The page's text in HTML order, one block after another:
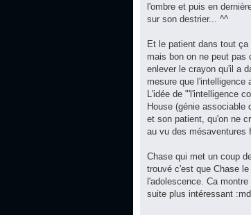
l'ombre et puis en
sur son destrier... ^^
Et le patient dans tout ça
mais bon on ne peut
enlever le crayon qu'il a
mesure que l'intelligence
L'idée de "'l'intelligence
House (génie associable
et son patient, qu'on ne
au vu des mésaventures
Chase qui met un coup
trouvé c'est que Chase
l'adolescence. Ca
suite plus intéressant